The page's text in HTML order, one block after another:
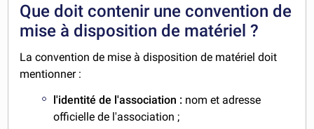
Que doit contenir une convention de
mise à disposition de matériel ?
La convention de mise à disposition de matériel doit
mentionner :
l'identité de l'association : nom et adresse
officielle de l'association ;